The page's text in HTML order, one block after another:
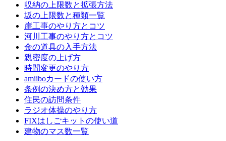
収納の上限数と拡張方法
坂の上限数と種類一覧
崖工事のやり方とコツ
河川工事のやり方とコツ
金の道具の入手方法
親密度の上げ方
時間変更のやり方
amiiboカードの使い方
条例の決め方と効果
住民の訪問条件
ラジオ体操のやり方
FIXはしごキットの使い道
建物のマス数一覧